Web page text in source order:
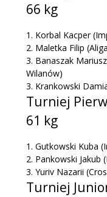
66 kg
1. Korbal Kacper
2. Maletka Filip
3. Banaszak Mariusz
Wilanów)
3. Krankowski
Turniej
61 kg
1. Gutkowski Kuba
2. Pankowski Jakub
3. Yuriv Nazarii
Turniej